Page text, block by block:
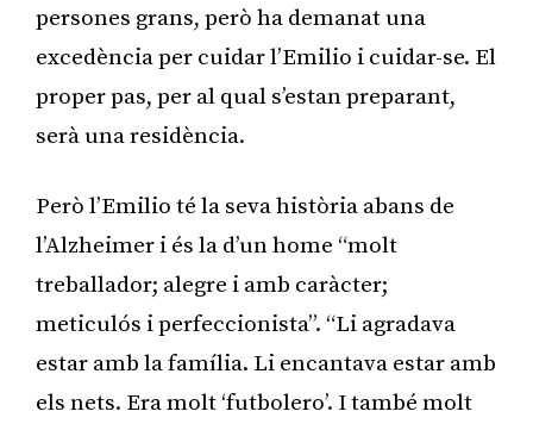
persones grans, però ha demanat una
excedència per cuidar l’Emilio i cuidar-se. El
proper pas, per al qual s’estan preparant,
serà una residència.
Però l’Emilio té la seva història abans de
l’Alzheimer i és la d’un home “molt
treballador; alegre i amb caràcter;
meticulós i perfeccionista”. “Li agradava
estar amb la família. Li encantava estar amb
els nets. Era molt ‘futbolero’. I també molt